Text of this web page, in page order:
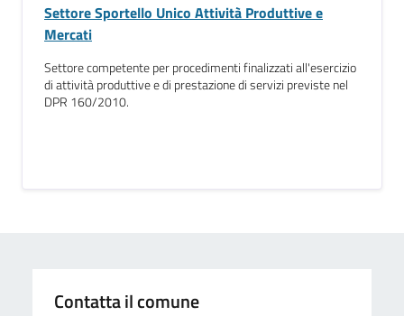
Settore Sportello Unico Attività Produttive e
Mercati
Settore competente per procedimenti finalizzati all'esercizio
di attività produttive e di prestazione di servizi previste nel
DPR 160/2010.
Contatta il comune